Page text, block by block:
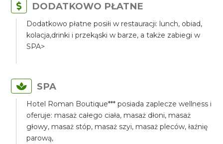
DODATKOWO PŁATNE
Dodatkowo płatne posiłi w restauracji: lunch, obiad,
kolacja,drinki i przekąski w barze, a także zabiegi w
SPA>
SPA
Hotel Roman Boutique*** posiada zaplecze wellness i
oferuje: masaż całego ciała, masaż dłoni, masaż
głowy, masaż stóp, masaż szyi, masaż pleców, łaźnię
parową,